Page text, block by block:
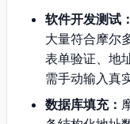
软件开发测试：
大量符合摩尔
表单验证、地
需手动输入真
数据库填充：